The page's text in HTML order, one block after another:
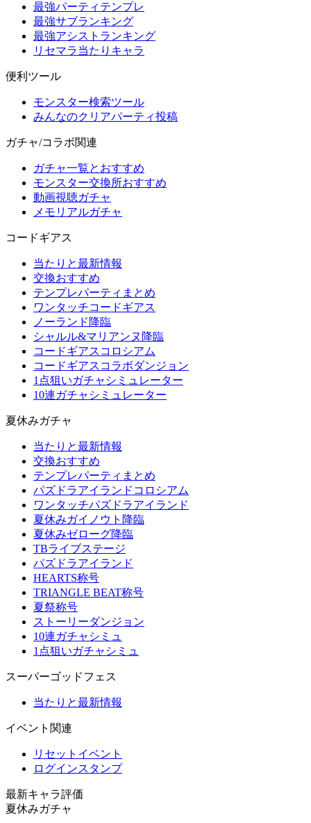
最強パーティテンプレ
最強サブランキング
最強アシストランキング
リセマラ当たりキャラ
便利ツール
モンスター検索ツール
みんなのクリアパーティ投稿
ガチャ/コラボ関連
ガチャ一覧とおすすめ
モンスター交換所おすすめ
動画視聴ガチャ
メモリアルガチャ
コードギアス
当たりと最新情報
交換おすすめ
テンプレパーティまとめ
ワンタッチコードギアス
ノーランド降臨
シャルル&マリアンヌ降臨
コードギアスコロシアム
コードギアスコラボダンジョン
1点狙いガチャシミュレーター
10連ガチャシミュレーター
夏休みガチャ
当たりと最新情報
交換おすすめ
テンプレパーティまとめ
パズドラアイランドコロシアム
ワンタッチパズドラアイランド
夏休みガイノウト降臨
夏休みゼローグ降臨
TBライブステージ
パズドラアイランド
HEARTS称号
TRIANGLE BEAT称号
夏祭称号
ストーリーダンジョン
10連ガチャシミュ
1点狙いガチャシミュ
スーパーゴッドフェス
当たりと最新情報
イベント関連
リセットイベント
ログインスタンプ
最新キャラ評価
夏休みガチャ